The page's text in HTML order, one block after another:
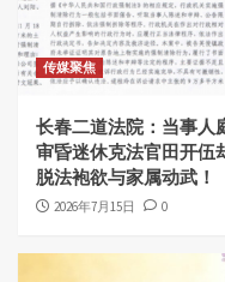
传媒聚焦
长春二道法院：当事人
审昏迷休克法官田开伍
脱法袍欲与家属动武！
2026年7月15日 0